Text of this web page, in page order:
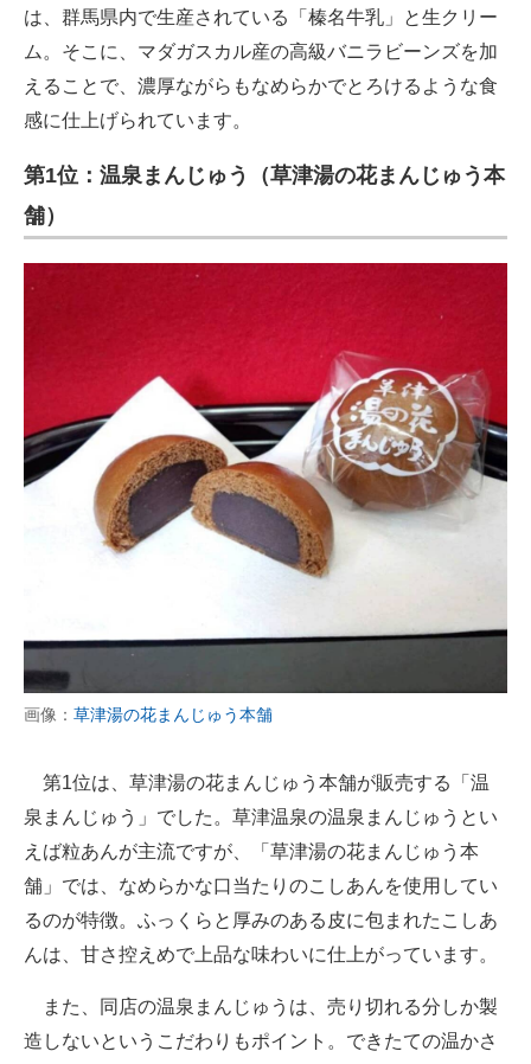
は、群馬県内で生産されている「榛名牛乳」と生クリー
ム。そこに、マダガスカル産の高級バニラビーンズを加
えることで、濃厚ながらもなめらかでとろけるような食
感に仕上げられています。
第1位：温泉まんじゅう（草津湯の花まんじゅう本
舗）
画像： 草津湯の花まんじゅう本舗
第1位は、草津湯の花まんじゅう本舗が販売する「温
泉まんじゅう」でした。草津温泉の温泉まんじゅうとい
えば粒あんが主流ですが、「草津湯の花まんじゅう本
舗」では、なめらかな口当たりのこしあんを使用してい
るのが特徴。ふっくらと厚みのある皮に包まれたこしあ
んは、甘さ控えめで上品な味わいに仕上がっています。
また、同店の温泉まんじゅうは、売り切れる分しか製
造しないというこだわりもポイント。できたての温かさ